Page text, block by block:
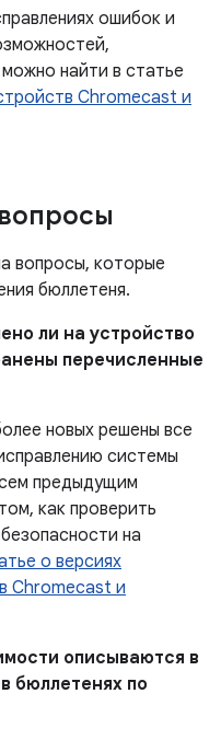
ошибок и
найти в статье
Chromecast и
вопросы, которые
бюллетеня.
ли на устройство
перечисленные
новых решены все
системы
предыдущим
как проверить
на
о версиях
Chromecast и
описываются в
бюллетенях по